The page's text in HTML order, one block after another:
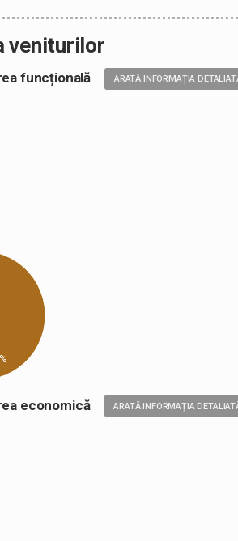
veniturilor
funcțională ARATĂ INFORMAȚIA
economică ARATĂ INFORMAȚIA